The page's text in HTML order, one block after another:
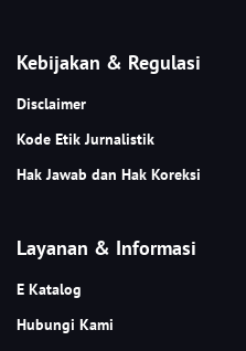
Kebijakan & Regulasi
Disclaimer
Kode Etik Jurnalistik
Hak Jawab dan Hak Koreksi
Layanan & Informasi
E Katalog
Hubungi Kami